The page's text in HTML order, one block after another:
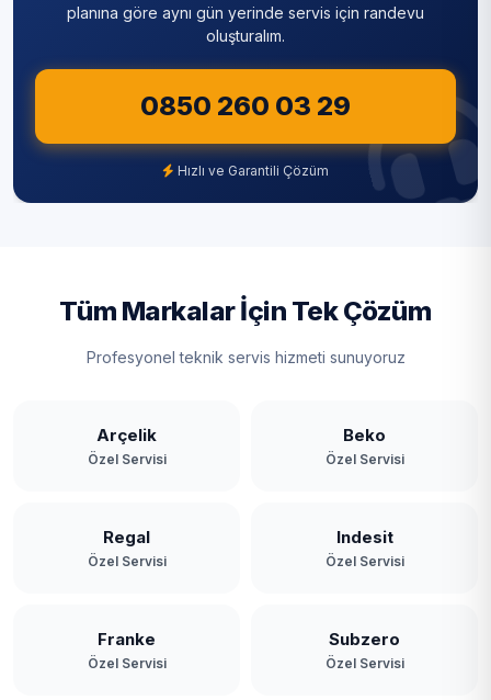
Sultanbeyli
Şişli
Tuzla
Üsküdar
Zeytinburnu
planına göre aynı gün yerinde servis için randevu
oluşturalım.
0850 260 03 29
Hızlı ve Garantili Çözüm
Tüm Markalar İçin Tek Çözüm
Profesyonel teknik servis hizmeti sunuyoruz
Arçelik
Özel Servisi
Beko
Özel Servisi
Regal
Özel Servisi
Indesit
Özel Servisi
Franke
Özel Servisi
Subzero
Özel Servisi